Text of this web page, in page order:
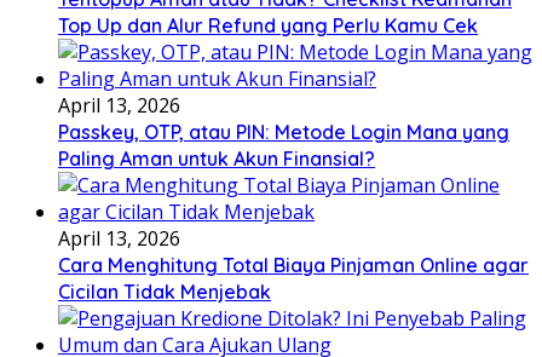
Top Up dan Alur Refund yang Perlu Kamu Cek
April 13, 2026
Passkey, OTP, atau PIN: Metode Login Mana yang
Paling Aman untuk Akun Finansial?
April 13, 2026
Cara Menghitung Total Biaya Pinjaman Online agar
Cicilan Tidak Menjebak